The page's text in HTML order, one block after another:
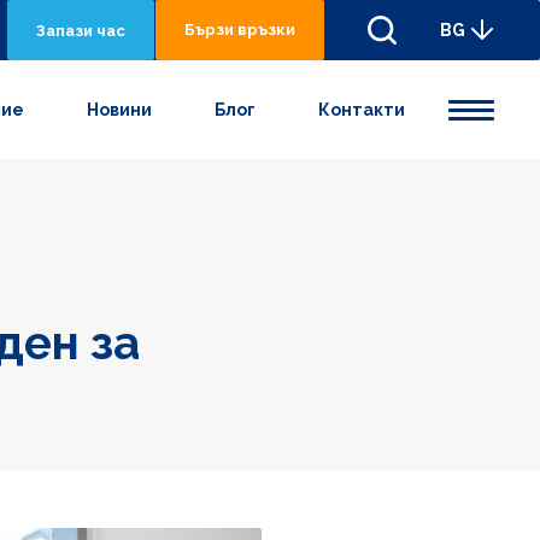
Запази час Бързи връзки BG
Новини Блог Контакти
за